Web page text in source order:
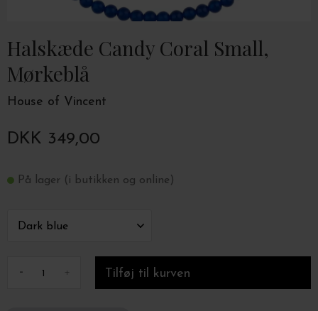
Halskæde Candy Coral Small,
Mørkeblå
House of Vincent
DKK 349,00
På lager (i butikken og online)
- +